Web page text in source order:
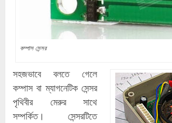
কম্পাস সেন্সর
সহজভাবে বলতে গেলে
কম্পাস বা ম্যাগনেটিক সেন্সর
পৃথিবীর মেরুর সাথে
সম্পর্কিত। সেন্সরটিতে